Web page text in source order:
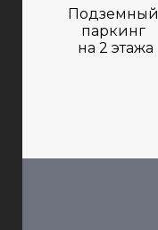
Подземный
паркинг
на 2 этажа